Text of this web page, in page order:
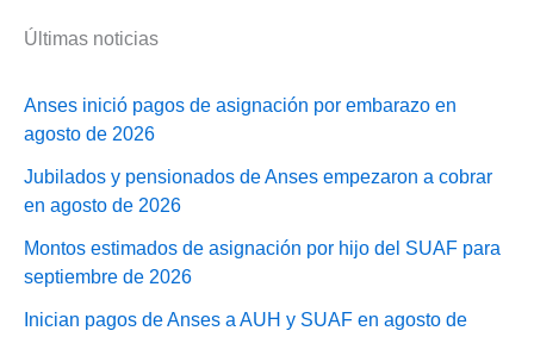
Últimas noticias
Anses inició pagos de asignación por embarazo en
agosto de 2026
Jubilados y pensionados de Anses empezaron a cobrar
en agosto de 2026
Montos estimados de asignación por hijo del SUAF para
septiembre de 2026
Inician pagos de Anses a AUH y SUAF en agosto de